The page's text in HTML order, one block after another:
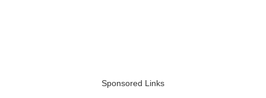
Sponsored Links